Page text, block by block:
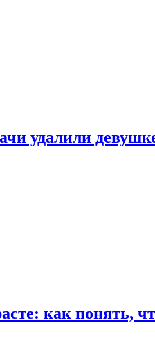
удалили
как понять,